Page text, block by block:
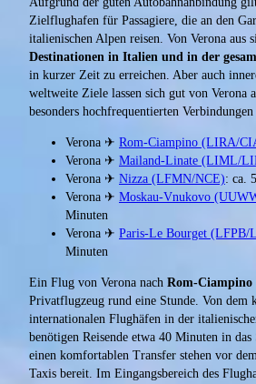
Zielflughafen für Passagiere, die an den
italienischen Alpen reisen. Von Verona aus
Destinationen in Italien und in der
in kurzer Zeit zu erreichen. Aber auch
weltweite Ziele lassen sich gut von Verona
besonders hochfrequentierten Verbindungen
Verona ✈ Rom-Ciampino (LIRA/
Verona ✈ Mailand-Linate (LIML/
Verona ✈ Nizza (LFMN/NCE): ca.
Verona ✈ Moskau-Vnukovo
Minuten
Verona ✈ Paris-Le Bourget (LFPB/
Minuten
Ein Flug von Verona nach Rom-Ciampino
Privatflugzeug rund eine Stunde. Von dem
internationalen Flughäfen in der
benötigen Reisende etwa 40 Minuten in
einen komfortablen Transfer stehen vor
Taxis bereit. Im Eingangsbereich des